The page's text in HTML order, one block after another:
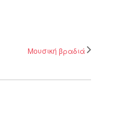
Μουσική βραδιά